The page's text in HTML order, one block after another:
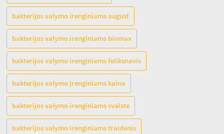
bakterijos valymo irenginiams august
bakterijos valymo irenginiams biomax
bakterijos valymo irenginiams feliksnavis
bakterijos valymo įrenginiams kaina
bakterijos valymo irenginiams svaiste
bakterijos valymo irenginiams traidenis